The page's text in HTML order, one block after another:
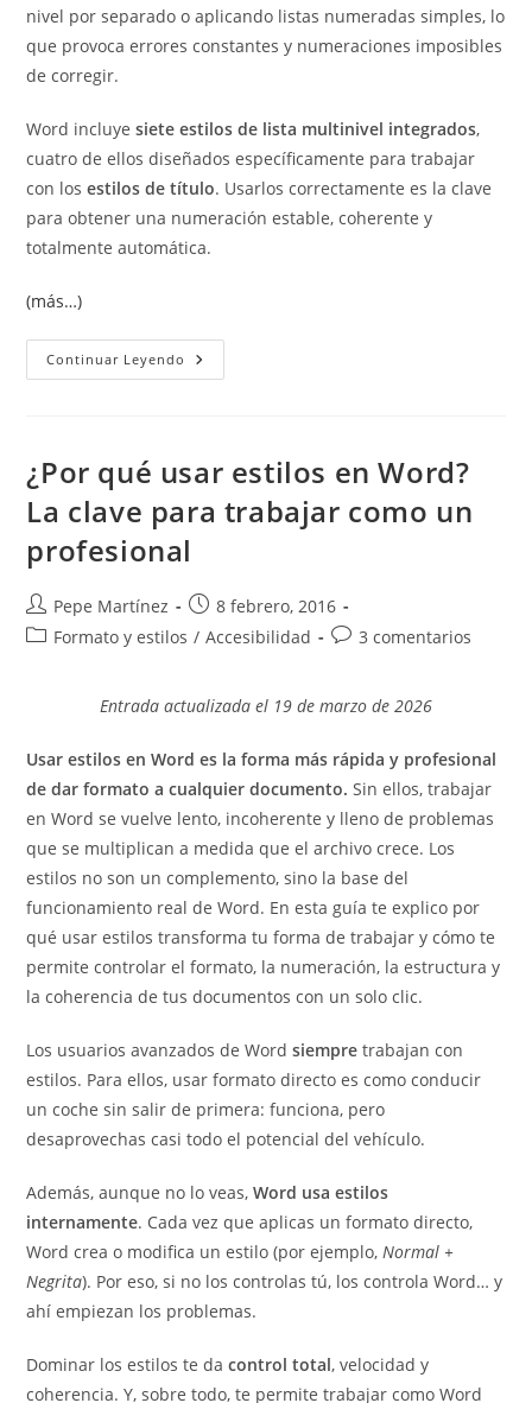
nivel por separado o aplicando listas numeradas simples, lo
que provoca errores constantes y numeraciones imposibles
de corregir.
Word incluyesiete estilos de lista multinivel integrados,
cuatro de ellos diseñados específicamente para trabajar
con losestilos de título. Usarlos correctamente es la clave
para obtener una numeración estable, coherente y
totalmente automática.
(más…)
Continuar Leyendo Listas
Multinivel
Controlar
Numeración
Correctamente
¿Por qué usar estilos en Word?
La clave para trabajar como un
profesional
Autor
de
Pepe Martínez
Publicación
de
8 febrero, 2016
Categoría
Formato y estilos / Accesibilidad
Comentarios
entrada:
3 comentarios
Entrada actualizada el 19 de marzo de 2026
Usar estilos en Word es la forma más rápida y profesional
de dar formato a cualquier documento. Sin ellos, trabajar
en Word se vuelve lento, incoherente y lleno de problemas
que se multiplican a medida que el archivo crece. Los
estilos no son un complemento, sino la base del
funcionamiento real de Word. En esta guía te explico por
qué usar estilos transforma tu forma de trabajar y cómo te
permite controlar el formato, la numeración, la estructura y
la coherencia de tus documentos con un solo clic.
Los usuarios avanzados de Wordsiempre trabajan con
estilos. Para ellos, usar formato directo es como conducir
un coche sin salir de primera: funciona, pero
desaprovechas casi todo el potencial del vehículo.
Además, aunque no lo veas,Word usa estilos
internamente. Cada vez que aplicas un formato directo,
Word crea o modifica un estilo (por ejemplo,Normal +
Negrita). Por eso, si no los controlas tú, los controla Word… y
ahí empiezan los problemas.
Dominar los estilos te dacontrol total, velocidad y
coherencia. Y, sobre todo, te permite trabajar como Word